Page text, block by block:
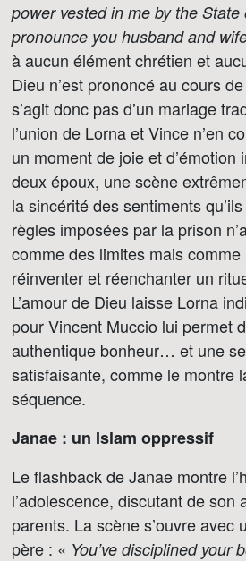
power vested in me by the
pronounce you husband and
à aucun élément chrétien et
Dieu n’est prononcé au cours
s’agit donc pas d’un mariage
l’union de Lorna et Vince n’en
un moment de joie et d’émotion
deux époux, une scène
la sincérité des sentiments
règles imposées par la prison
comme des limites mais comme
réinventer et réenchanter un
L’amour de Dieu laisse Lorna
pour Vincent Muccio lui permet
authentique bonheur… et une
satisfaisante, comme le montre
séquence.
Janae : un Islam oppressif
Le flashback de Janae montre
l’adolescence, discutant de son
parents. La scène s’ouvre avec
père : « You’ve disciplined your